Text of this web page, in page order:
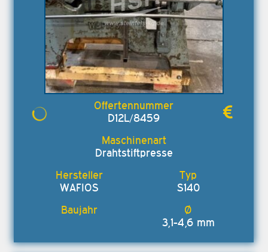
D12L/8459
Drahtstiftpresse
WAFIOS S140
3,1-4,6 mm